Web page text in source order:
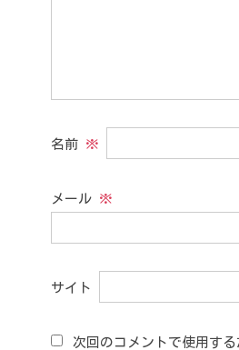
名前 ※
メール ※
サイト
次回のコメントで使用す